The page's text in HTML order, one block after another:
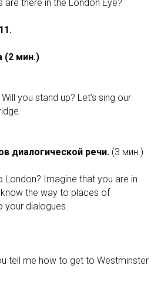
there in the London Eye?
(2 мин.)
you stand up? Let’s sing our
диалогической речи. (3 мин.)
London? Imagine that you are in
know the way to places of
your dialogues.
tell me how to get to Westminster